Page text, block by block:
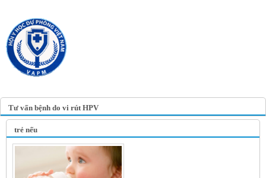
Tư vấn bệnh do vi rút HPV
trẻ nếu